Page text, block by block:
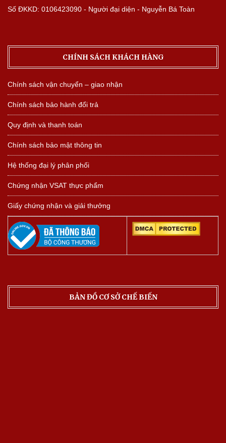
Số ĐKKD: 0106423090 - Người đại diện - Nguyễn Bá Toàn
CHÍNH SÁCH KHÁCH HÀNG
Chính sách vận chuyển – giao nhận
Chính sách bảo hành đổi trả
Quy định và thanh toán
Chính sách bảo mật thông tin
Hệ thống đại lý phân phối
Chứng nhận VSAT thực phẩm
Giấy chứng nhận và giải thưởng
BẢN ĐỒ CƠ SỞ CHẾ BIẾN